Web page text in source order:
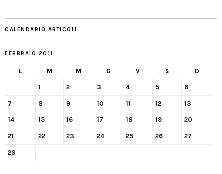
CALENDARIO ARTICOLI
FEBBRAIO 2011
L M M G V S D
1 2 3 4 5 6
7 8 9 10 11 12 13
14 15 16 17 18 19 20
21 22 23 24 25 26 27
28